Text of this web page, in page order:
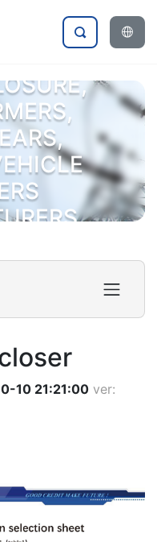
10 21:21:00 ver: